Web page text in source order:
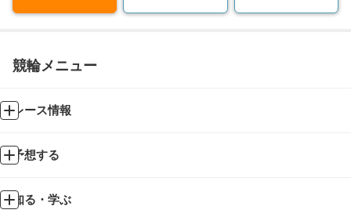
競輪メニュー
レース情報
予想する
知る・学ぶ